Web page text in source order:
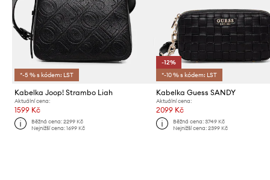
*-5 % s kódem: LST
Kabelka Joop! Strambo Liah
Aktuální cena:
1599 Kč
Běžná cena:2299 Kč
Nejnižší cena:1699 Kč
-12%
*-10 % s kódem: LST
Kabelka Guess SANDY
Aktuální cena:
2099 Kč
Běžná cena: 3749 Kč
Nejnižší cena: 2399 Kč